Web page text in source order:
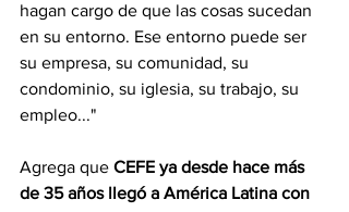
hagan cargo de que las cosas sucedan
en su entorno. Ese entorno puede ser
su empresa, su comunidad, su
condominio, su iglesia, su trabajo, su
empleo..."
Agrega que CEFE ya desde hace más
de 35 años llegó a América Latina con